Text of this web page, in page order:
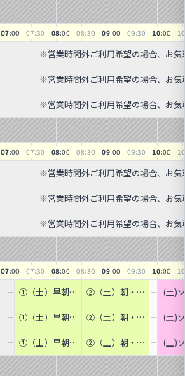
07:00 07:30 08:00 08:30 09:00 09:30 10:00 10
※営業時間外ご利用希望の場合、お気
※営業時間外ご利用希望の場合、お気
※営業時間外ご利用希望の場合、お気
07:00 07:30 08:00 08:30 09:00 09:30 10:00 10
※営業時間外ご利用希望の場合、お気
※営業時間外ご利用希望の場合、お気
※営業時間外ご利用希望の場合、お気
07:00 07:30 08:00 08:30 09:00 09:30 10:00 10
①（土）早朝・
催‼ (7人制サッ
カー)｜新宿か
ら電車&バスで
30分
②（土）朝・個
催‼ (7人制サッ
カー)｜新宿か
ら電車&バスで
30分
(土)
①（土）早朝・
催‼ (7人制サッ
カー)｜新宿か
ら電車&バスで
②（土）朝・個
催‼ (7人制サッ
カー)｜新宿か
ら電車&バスで
(土)
①（土）早朝・
②（土）朝・個
(土)